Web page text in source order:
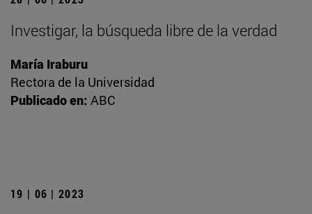
Investigar, la búsqueda libre de la verdad
María Iraburu
Rectora de la Universidad
Publicado en: ABC
19 | 06 | 2023